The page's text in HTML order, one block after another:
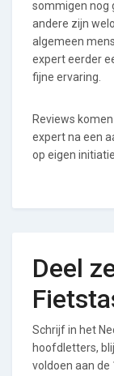
sommigen nog
andere zijn
algemeen
expert eerder
fijne ervaring.
Reviews komen
expert na een
op eigen
Deel
Schrijf in het
hoofdletters,
voldoen aan de